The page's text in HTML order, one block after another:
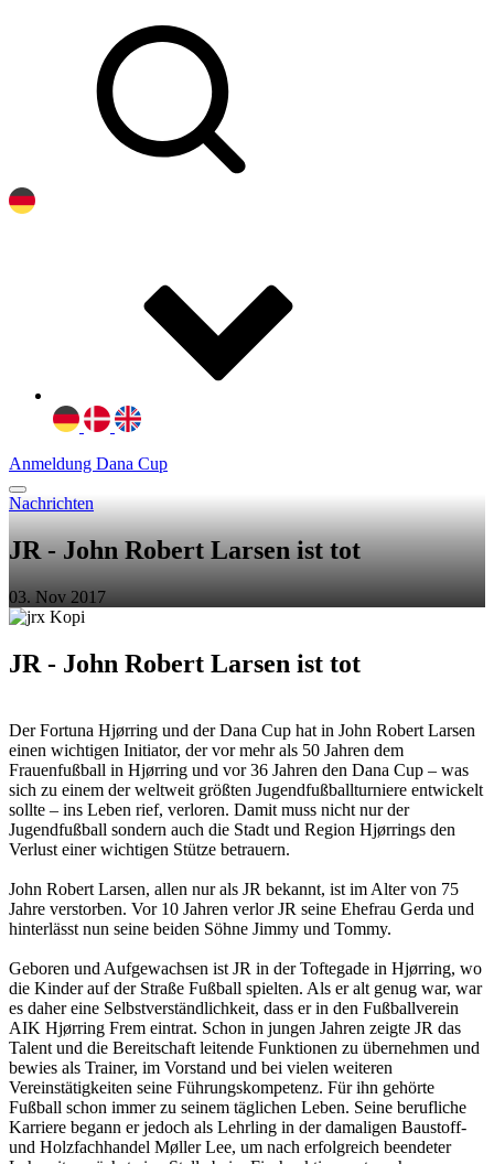
Anmeldung Dana Cup
Nachrichten
JR - John Robert Larsen ist tot
03. Nov 2017
JR - John Robert Larsen ist tot
Der Fortuna Hjørring und der Dana Cup hat in John Robert Larsen
einen wichtigen Initiator, der vor mehr als 50 Jahren dem
Frauenfußball in Hjørring und vor 36 Jahren den Dana Cup – was
sich zu einem der weltweit größten Jugendfußballturniere entwickelt
sollte – ins Leben rief, verloren. Damit muss nicht nur der
Jugendfußball sondern auch die Stadt und Region Hjørrings den
Verlust einer wichtigen Stütze betrauern.
John Robert Larsen, allen nur als JR bekannt, ist im Alter von 75
Jahre verstorben. Vor 10 Jahren verlor JR seine Ehefrau Gerda und
hinterlässt nun seine beiden Söhne Jimmy und Tommy.
Geboren und Aufgewachsen ist JR in der Toftegade in Hjørring, wo
die Kinder auf der Straße Fußball spielten. Als er alt genug war, war
es daher eine Selbstverständlichkeit, dass er in den Fußballverein
AIK Hjørring Frem eintrat. Schon in jungen Jahren zeigte JR das
Talent und die Bereitschaft leitende Funktionen zu übernehmen und
bewies als Trainer, im Vorstand und bei vielen weiteren
Vereinstätigkeiten seine Führungskompetenz. Für ihn gehörte
Fußball schon immer zu seinem täglichen Leben. Seine berufliche
Karriere begann er jedoch als Lehrling in der damaligen Baustoff-
und Holzfachhandel Møller Lee, um nach erfolgreich beendeter